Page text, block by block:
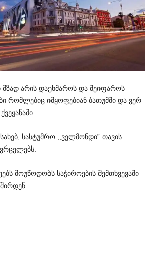
მზად არის დაეხმაროს და შეიფაროს
რომლებიც იმყოფებიან ბათუმში და ვერ
ქვეყანაში
სასტუმრო ველმონდი” თავის
მოუწოდობს საჭიროების შემთხვევაში